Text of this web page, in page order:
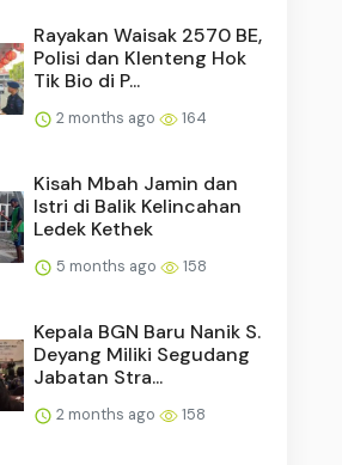
Rayakan Waisak 2570 BE,
Polisi dan Klenteng Hok
Tik Bio di P...
2 months ago 164
Kisah Mbah Jamin dan
Istri di Balik Kelincahan
Ledek Kethek
5 months ago 158
Kepala BGN Baru Nanik S.
Deyang Miliki Segudang
Jabatan Stra...
2 months ago 158